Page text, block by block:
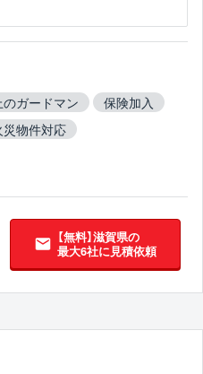
ガードマン
保険加入
災物件対応
【無料】滋賀県の
最大6社に見積依頼